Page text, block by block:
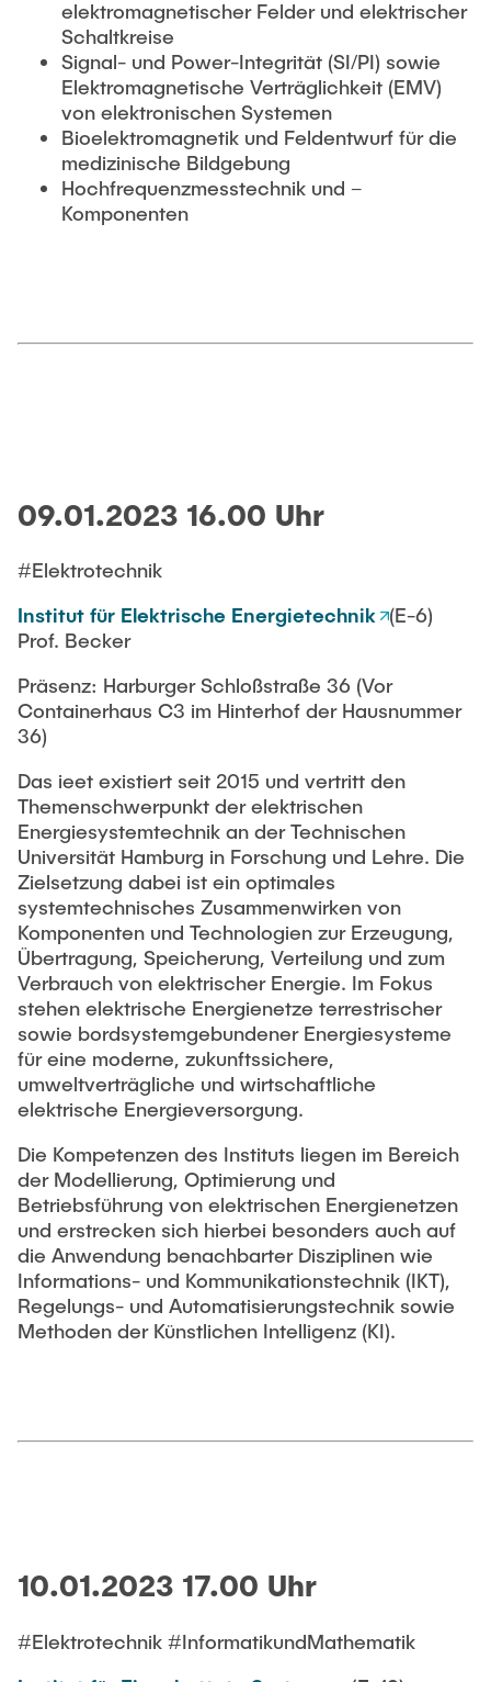
elektromagnetischer Felder und elektrischer
Schaltkreise
Signal- und Power-Integrität (SI/PI) sowie
Elektromagnetische Verträglichkeit (EMV)
von elektronischen Systemen
Bioelektromagnetik und Feldentwurf für die
medizinische Bildgebung
Hochfrequenzmesstechnik und –
Komponenten
09.01.2023 16.00 Uhr
#Elektrotechnik
Institut für Elektrische Energietechnik (E-6)
Prof. Becker
Präsenz: Harburger Schloßstraße 36 (Vor
Containerhaus C3 im Hinterhof der Hausnummer
36)
Das ieet existiert seit 2015 und vertritt den
Themenschwerpunkt der elektrischen
Energiesystemtechnik an der Technischen
Universität Hamburg in Forschung und Lehre. Die
Zielsetzung dabei ist ein optimales
systemtechnisches Zusammenwirken von
Komponenten und Technologien zur Erzeugung,
Übertragung, Speicherung, Verteilung und zum
Verbrauch von elektrischer Energie. Im Fokus
stehen elektrische Energienetze terrestrischer
sowie bordsystemgebundener Energiesysteme
für eine moderne, zukunftssichere,
umweltverträgliche und wirtschaftliche
elektrische Energieversorgung.
Die Kompetenzen des Instituts liegen im Bereich
der Modellierung, Optimierung und
Betriebsführung von elektrischen Energienetzen
und erstrecken sich hierbei besonders auch auf
die Anwendung benachbarter Disziplinen wie
Informations- und Kommunikationstechnik (IKT),
Regelungs- und Automatisierungstechnik sowie
Methoden der Künstlichen Intelligenz (KI).
10.01.2023 17.00 Uhr
#Elektrotechnik #InformatikundMathematik